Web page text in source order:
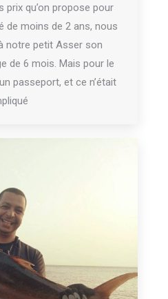
prix qu’on propose pour
de moins de 2 ans, nous
notre petit Asser son
de 6 mois. Mais pour le
passeport, et ce n’était